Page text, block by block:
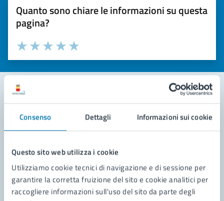
Consenso Dettagli Informazioni sui cookie
Questo sito web utilizza i cookie
Utilizziamo cookie tecnici di navigazione e di sessione per
garantire la corretta fruizione del sito e cookie analitici per
raccogliere informazioni sull'uso del sito da parte degli
Quanto sono chiare le informazioni su questa
pagina?
Valuta la chiarezza delle informazioni (da 1 a 5 stelle)
Seleziona il numero di stelle per valutare la chiarezza delle
Valuta 5 stelle su 5
Valuta 4 stelle su 5
Valuta 3 stelle su 5
Valuta 2 stelle su 5
Valuta 1 stelle su 5
Contatta il comune
Leggi le domande frequenti
Richiedi assistenza
Prenota appuntamento